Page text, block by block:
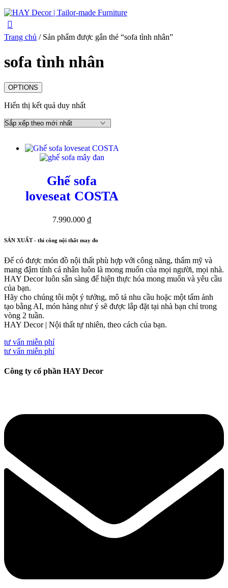
Trang chủ / Sản phẩm được gắn thẻ “sofa tình nhân”
sofa tình nhân
OPTIONS
Hiển thị kết quả duy nhất
Ghế sofa
loveseat COSTA
7.990.000 ₫
SẢN XUẤT - thi công nội thất may đo
Để có được món đồ nội thất phù hợp với công năng, thẩm mỹ và
mang đậm tính cá nhân luôn là mong muốn của mọi người, mọi nhà.
HAY Decor luôn sẵn sàng để hiện thực hóa mong muốn và yêu cầu
của bạn.
Hãy cho chúng tôi một ý tưởng, mô tả nhu cầu hoặc một tấm ảnh
tạo bằng AI, món hàng như ý sẽ được lắp đặt tại nhà bạn chỉ trong
vòng 2 tuần.
HAY Decor | Nội thất tự nhiên, theo cách của bạn.
tư vấn miễn phí
tư vấn miễn phí
Công ty cổ phần HAY Decor